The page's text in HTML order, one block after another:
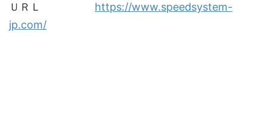
ＵＲＬ https://www.speedsystem-
jp.com/